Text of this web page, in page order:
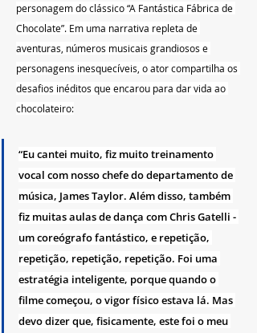
personagem do clássico “A Fantástica Fábrica de
Chocolate”. Em uma narrativa repleta de
aventuras, números musicais grandiosos e
personagens inesquecíveis, o ator compartilha os
desafios inéditos que encarou para dar vida ao
chocolateiro:
“Eu cantei muito, fiz muito treinamento
vocal com nosso chefe do departamento de
música, James Taylor. Além disso, também
fiz muitas aulas de dança com Chris Gatelli -
um coreógrafo fantástico, e repetição,
repetição, repetição, repetição. Foi uma
estratégia inteligente, porque quando o
filme começou, o vigor físico estava lá. Mas
devo dizer que, fisicamente, este foi o meu